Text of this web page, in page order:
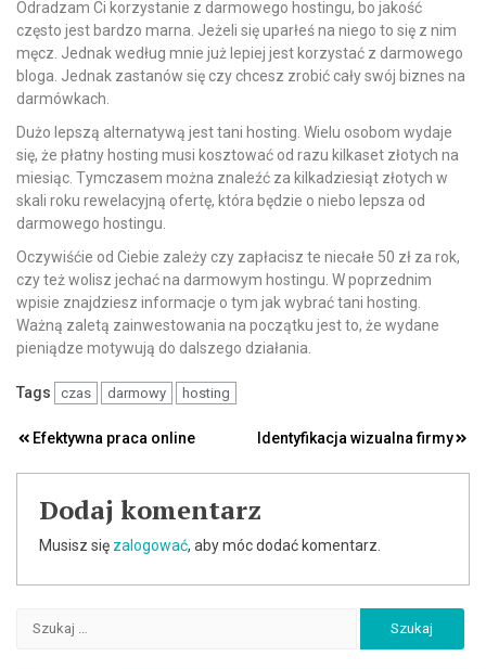
Odradzam Ci korzystanie z darmowego hostingu, bo jakość
często jest bardzo marna. Jeżeli się uparłeś na niego to się z nim
męcz. Jednak według mnie już lepiej jest korzystać z darmowego
bloga. Jednak zastanów się czy chcesz zrobić cały swój biznes na
darmówkach.
Dużo lepszą alternatywą jest tani hosting. Wielu osobom wydaje
się, że płatny hosting musi kosztować od razu kilkaset złotych na
miesiąc. Tymczasem można znaleźć za kilkadziesiąt złotych w
skali roku rewelacyjną ofertę, która będzie o niebo lepsza od
darmowego hostingu.
Oczywiśćie od Ciebie zależy czy zapłacisz te niecałe 50 zł za rok,
czy też wolisz jechać na darmowym hostingu. W poprzednim
wpisie znajdziesz informacje o tym jak wybrać tani hosting.
Ważną zaletą zainwestowania na początku jest to, że wydane
pieniądze motywują do dalszego działania.
Tags czas darmowy hosting
Nawigacja
wpisu
Efektywna praca online Identyfikacja wizualna firmy
Dodaj komentarz
Musisz się zalogować, aby móc dodać komentarz.